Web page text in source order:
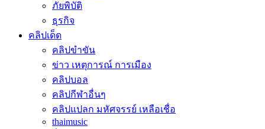
ภัยพิบัติ
ธุรกิจ
คลิปเด็ด
คลิปขำขัน
ข่าว เหตุการณ์ การเมือง
คลิปบอล
คลิปกีฬาอื่นๆ
คลิปแปลก มหัศจรรย์ เหลือเชื่อ
thaimusic